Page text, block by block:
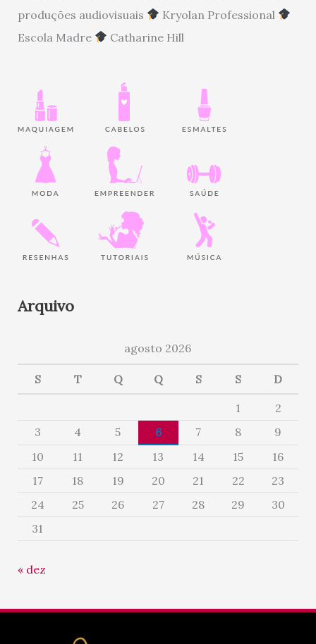
produções audiovisuais
Kryolan Professional
Escola Madre
Catharine Hill
Arquivo
agosto 2026
S T Q Q S S D
1
2
3
4 5 6 7 8
9
10
11 12 13 14 15
16
17
18 19 20 21 22
23
24
25 26 27 28 29
30
31
« dez